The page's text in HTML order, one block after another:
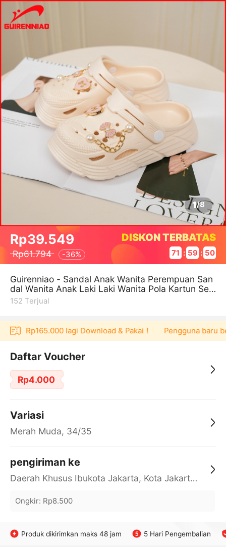
1/8
Rp39.549
Rp61.794 -36%
DISKON TERBATAS
71 : 59 : 50
Guirenniao - Sandal Anak Wanita Perempuan San
dal Wanita Anak Laki Laki Wanita Pola Kartun Sep
atu Orangtua Anak Sa
152 Terjual
Rp165.000 lagi Download & Pakai！ Pengguna baru
Daftar Voucher
Rp4.000
Variasi
Merah Muda, 34/35
pengiriman ke
Daerah Khusus Ibukota Jakarta, Kota Jakarta Barat, Cengkareng, yy
Ongkir: Rp8.500
Produk dikirimkan maks 48 jam 5 Hari Pengembalian